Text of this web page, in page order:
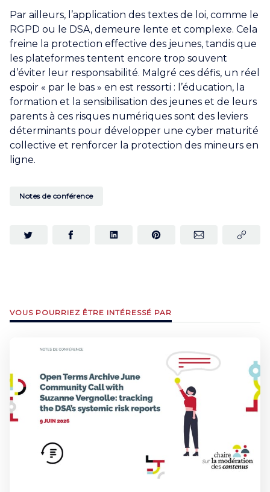
Par ailleurs, l’application des textes de loi, comme le
RGPD ou le DSA, demeure lente et complexe. Cela
freine la protection effective des jeunes, tandis que
les plateformes tentent encore trop souvent
d’éviter leur responsabilité. Malgré ces défis, un réel
espoir « par le bas » en est ressorti : l’éducation, la
formation et la sensibilisation des jeunes et de leurs
parents à ces risques numériques sont des leviers
déterminants pour développer une cyber maturité
collective et renforcer la protection des mineurs en
ligne.
Notes de conférence
VOUS POURRIEZ ÊTRE INTÉRESSÉ PAR